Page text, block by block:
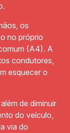
os
no próprio
(A4). A
condutores,
esquecer o
de diminuir
do veículo,
via do